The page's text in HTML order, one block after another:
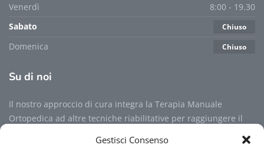
Gestisci Consenso
Venerdì
8:00 - 19.30
Sabato
Chiuso
Domenica Chiuso
Su di noi
Il nostro approccio di cura integra la Terapia Manuale
Ortopedica ad altre tecniche riabilitative per raggiungere il